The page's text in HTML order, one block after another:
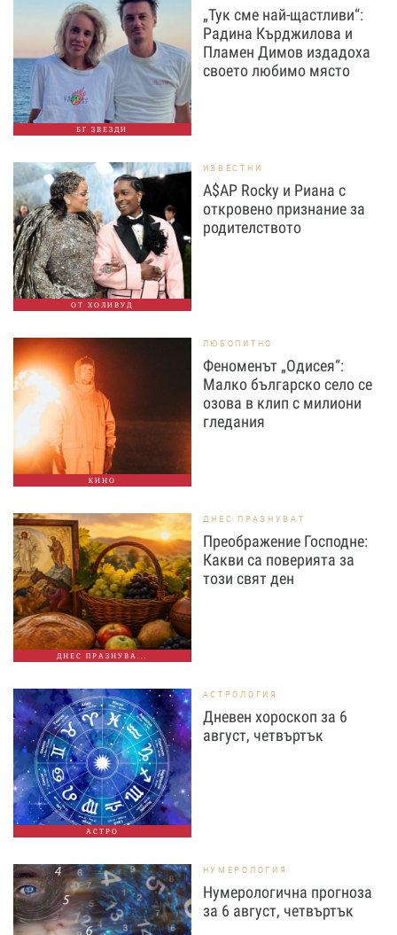
БГ ЗВЕЗДИ
„Тук сме най-щастливи“:
Радина Кърджилова и
Пламен Димов издадоха
своето любимо място
ОТ ХОЛИВУД
ИЗВЕСТНИ
A$AP Rocky и Риана с
откровено признание за
родителството
КИНО
ЛЮБОПИТНО
Феноменът „Одисея“:
Малко българско село се
озова в клип с милиони
гледания
ДНЕС ПРАЗНУВА...
ДНЕС ПРАЗНУВАТ
Преображение Господне:
Какви са поверията за
този свят ден
АСТРО
АСТРОЛОГИЯ
Дневен хороскоп за 6
август, четвъртък
НУМЕРОЛОГИЯ
Нумерологична прогноза
за 6 август, четвъртък